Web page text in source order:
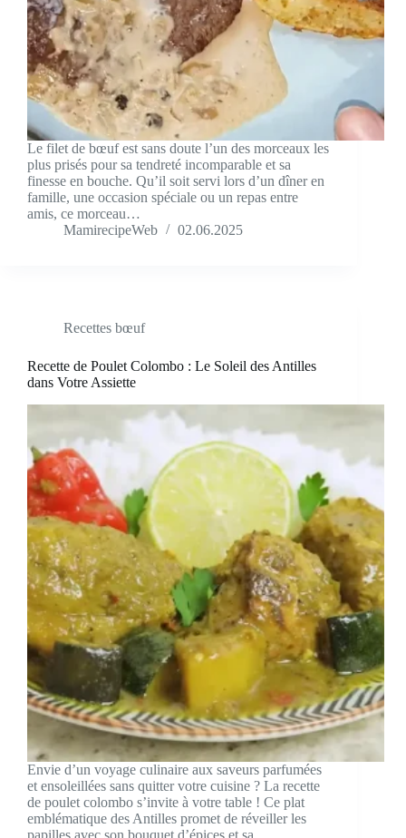
Le filet de bœuf est sans doute l’un des morceaux les
plus prisés pour sa tendreté incomparable et sa
finesse en bouche. Qu’il soit servi lors d’un dîner en
famille, une occasion spéciale ou un repas entre
amis, ce morceau…
MamirecipeWeb
02.06.2025
Recettes bœuf
Recette de Poulet Colombo : Le Soleil des Antilles
dans Votre Assiette
Envie d’un voyage culinaire aux saveurs parfumées
et ensoleillées sans quitter votre cuisine ? La recette
de poulet colombo s’invite à votre table ! Ce plat
emblématique des Antilles promet de réveiller les